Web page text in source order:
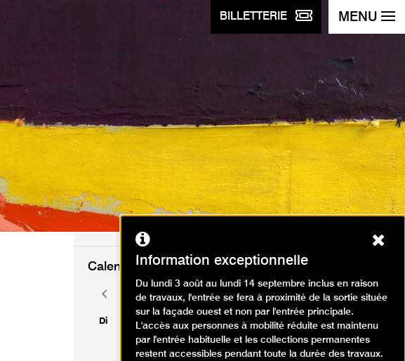
BILLETTERIE MENU
Calendrier des événements
août 2026
Di Lu Ma Ve Sa
1
Mois
précédent
Mois
suivant
Information exceptionnelle
Du lundi 3 août au lundi 14 septembre inclus en raison
de travaux, l'entrée se fera à proximité de la sortie située
sur la façade ouest et non par l'entrée principale.
L'accès aux personnes à mobilité réduite est maintenu
par l'entrée habituelle et les collections permanentes
restent accessibles pendant toute la durée des travaux.